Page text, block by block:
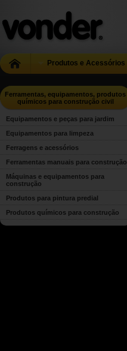
Produtos e Acessórios
Ferramentas, equipamentos, produtos
químicos para construção civil
Equipamentos e peças para jardim
Equipamentos para limpeza
Ferragens e acessórios
Ferramentas manuais para construção
Máquinas e equipamentos para
construção
Produtos para pintura predial
Produtos químicos para construção